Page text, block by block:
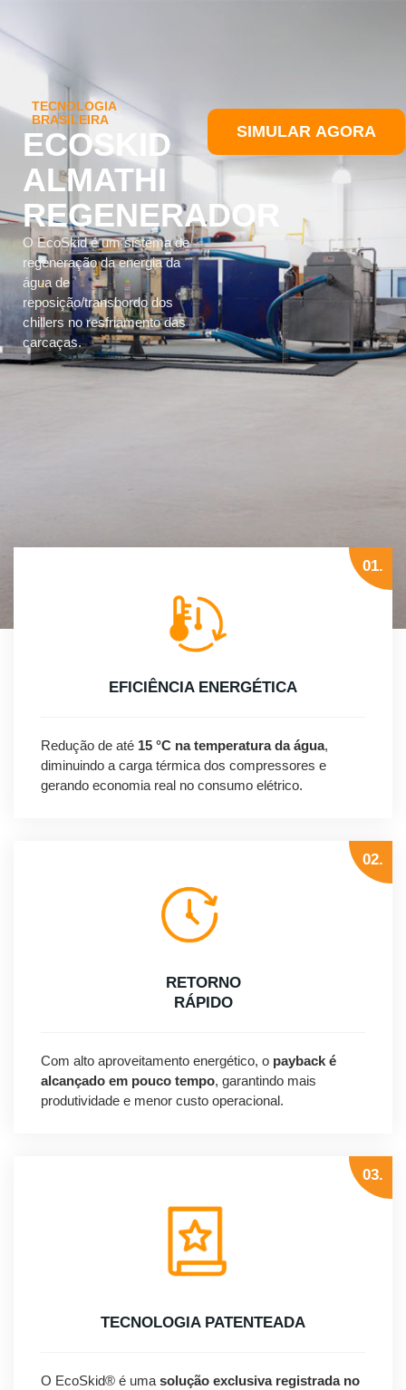
TECNOLOGIA
BRASILEIRA
ECOSKID
ALMATHI
REGENERADOR
O EcoSkid é um sistema de
regeneração da energia da
água de
reposição/transbordo dos
chillers no resfriamento das
carcaças.
SIMULAR AGORA
01.
EFICIÊNCIA ENERGÉTICA
Redução de até 15 °C na temperatura da água,
diminuindo a carga térmica dos compressores e
gerando economia real no consumo elétrico.
02.
RETORNO
RÁPIDO
Com alto aproveitamento energético, o payback é
alcançado em pouco tempo, garantindo mais
produtividade e menor custo operacional.
03.
TECNOLOGIA PATENTEADA
O EcoSkid® é uma solução exclusiva registrada no